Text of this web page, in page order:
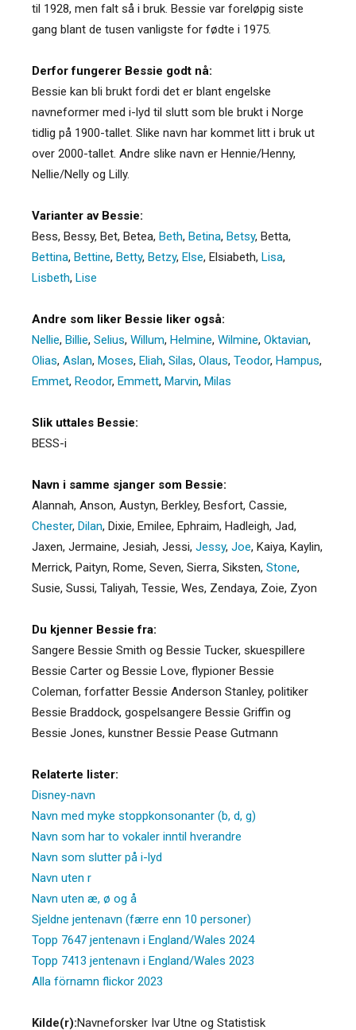
til 1928, men falt så i bruk. Bessie var foreløpig siste
gang blant de tusen vanligste for fødte i 1975.
Derfor fungerer Bessie godt nå:
Bessie kan bli brukt fordi det er blant engelske
navneformer med i-lyd til slutt som ble brukt i Norge
tidlig på 1900-tallet. Slike navn har kommet litt i bruk ut
over 2000-tallet. Andre slike navn er Hennie/Henny,
Nellie/Nelly og Lilly.
Varianter av Bessie:
Bess, Bessy, Bet, Betea, Beth, Betina, Betsy, Betta,
Bettina, Bettine, Betty, Betzy, Else, Elsiabeth, Lisa,
Lisbeth, Lise
Andre som liker Bessie liker også:
Nellie, Billie, Selius, Willum, Helmine, Wilmine, Oktavian,
Olias, Aslan, Moses, Eliah, Silas, Olaus, Teodor, Hampus,
Emmet, Reodor, Emmett, Marvin, Milas
Slik uttales Bessie:
BESS-i
Navn i samme sjanger som Bessie:
Alannah, Anson, Austyn, Berkley, Besfort, Cassie,
Chester, Dilan, Dixie, Emilee, Ephraim, Hadleigh, Jad,
Jaxen, Jermaine, Jesiah, Jessi, Jessy, Joe, Kaiya, Kaylin,
Merrick, Paityn, Rome, Seven, Sierra, Siksten, Stone,
Susie, Sussi, Taliyah, Tessie, Wes, Zendaya, Zoie, Zyon
Du kjenner Bessie fra:
Sangere Bessie Smith og Bessie Tucker, skuespillere
Bessie Carter og Bessie Love, flypioner Bessie
Coleman, forfatter Bessie Anderson Stanley, politiker
Bessie Braddock, gospelsangere Bessie Griffin og
Bessie Jones, kunstner Bessie Pease Gutmann
Relaterte lister:
Disney-navn
Navn med myke stoppkonsonanter (b, d, g)
Navn som har to vokaler inntil hverandre
Navn som slutter på i-lyd
Navn uten r
Navn uten æ, ø og å
Sjeldne jentenavn (færre enn 10 personer)
Topp 7647 jentenavn i England/Wales 2024
Topp 7413 jentenavn i England/Wales 2023
Alla förnamn flickor 2023
Kilde(r):Navneforsker Ivar Utne og Statistisk